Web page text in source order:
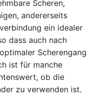
Scheren,
andererseits
ein idealer
dass auch nach
Scherengang
ist für manche
ob die
zu verwenden ist.